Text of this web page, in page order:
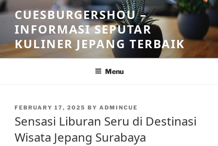
Skip
to
content
CUESBURGERSHOU –
INFORMASI SEPUTAR
KULINER JEPANG TERBAIK
Menu
POSTED
FEBRUARY 17, 2025 BY ADMINCUE
Sensasi Liburan Seru di Destinasi
Wisata Jepang Surabaya